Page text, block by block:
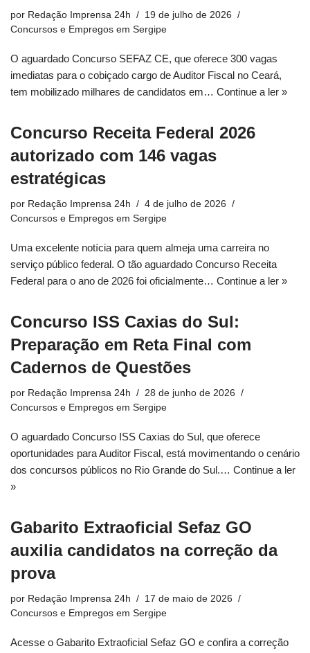
por Redação Imprensa 24h
19 de julho de 2026
Concursos e Empregos em Sergipe
O aguardado Concurso SEFAZ CE, que oferece 300 vagas
imediatas para o cobiçado cargo de Auditor Fiscal no Ceará,
tem mobilizado milhares de candidatos em… Continue a ler »
Concurso Receita Federal 2026
autorizado com 146 vagas
estratégicas
por Redação Imprensa 24h
4 de julho de 2026
Concursos e Empregos em Sergipe
Uma excelente notícia para quem almeja uma carreira no
serviço público federal. O tão aguardado Concurso Receita
Federal para o ano de 2026 foi oficialmente… Continue a ler »
Concurso ISS Caxias do Sul:
Preparação em Reta Final com
Cadernos de Questões
por Redação Imprensa 24h
28 de junho de 2026
Concursos e Empregos em Sergipe
O aguardado Concurso ISS Caxias do Sul, que oferece
oportunidades para Auditor Fiscal, está movimentando o cenário
dos concursos públicos no Rio Grande do Sul.… Continue a ler
»
Gabarito Extraoficial Sefaz GO
auxilia candidatos na correção da
prova
por Redação Imprensa 24h
17 de maio de 2026
Concursos e Empregos em Sergipe
Acesse o Gabarito Extraoficial Sefaz GO e confira a correção